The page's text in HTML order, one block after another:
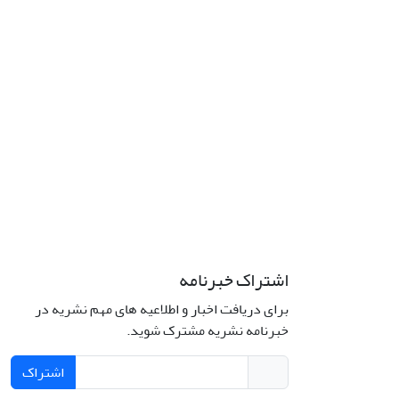
اشتراک خبرنامه
برای دریافت اخبار و اطلاعیه های مهم نشریه در
خبرنامه نشریه مشترک شوید.
اشتراک